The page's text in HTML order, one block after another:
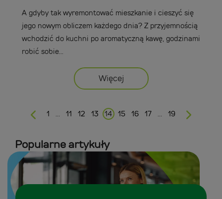
A gdyby tak wyremontować mieszkanie i cieszyć się
jego nowym obliczem każdego dnia? Z przyjemnością
wchodzić do kuchni po aromatyczną kawę, godzinami
robić sobie...
Więcej
1 … 11 12 13 14 15 16 17 … 19
Popularne artykuły